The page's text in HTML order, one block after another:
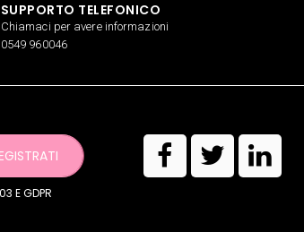
SUPPORTO TELEFONICO
Chiamaci per avere informazioni
0549 960046
E GDPR